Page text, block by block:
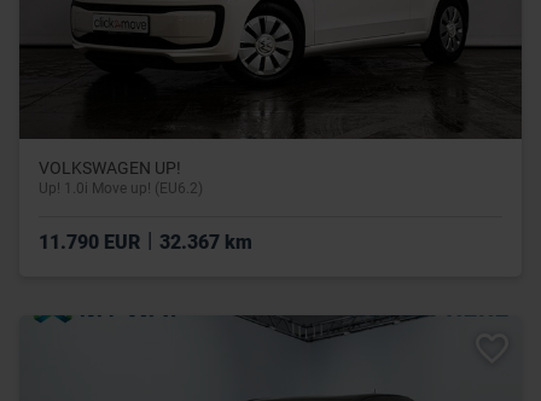
VOLKSWAGEN UP!
Up! 1.0i Move up! (EU6.2)
11.790 EUR | 32.367 km